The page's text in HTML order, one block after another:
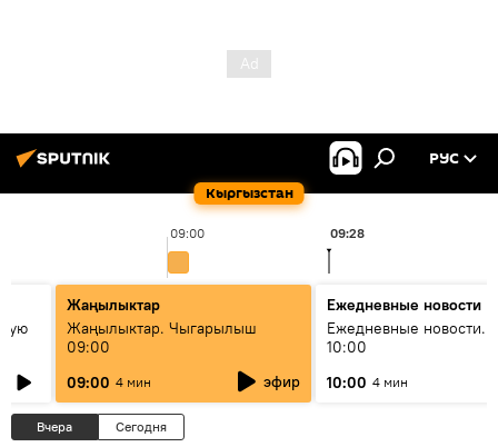
Кыргызстан
РУС
09:00 09:28
Жаңылыктар
Жаңылыктар. Чыгарылыш
09:00
09:00 4 мин эфир
Ежедневные новости
Ежедневные новости.
10:00
10:00 4 мин
Вчера Сегодня